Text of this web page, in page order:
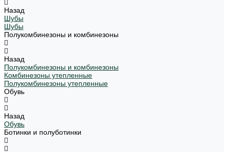
Назад
Шубы
Шубы
Полукомбинезоны и комбинезоны
Назад
Полукомбинезоны и комбинезоны
Комбинезоны утепленные
Полукомбинезоны утепленные
Обувь
Назад
Обувь
Ботинки и полуботинки